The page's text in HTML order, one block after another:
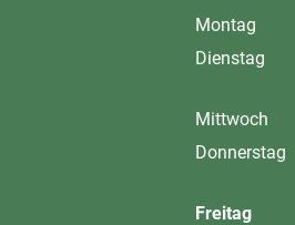
Montag
Dienstag
Mittwoch
Donnerstag
Freitag